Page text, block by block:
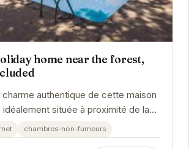
home near the forest,
authentique de cette maison
située à proximité de la
Aillac. Offrant un cadre...
chambres-non-fumeurs